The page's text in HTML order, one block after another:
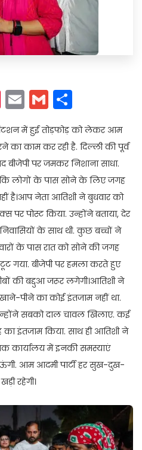
Pinterest
EmailGmail
में हुई तोड़फोड़ को लेकर आम
का काम कर रही है. दिल्ली की पूर्व
बीजेपी पर जमकर निशाना साधा.
कि लोगों के पास सोने के लिए जगह
है।आप नेता आतिशी ने बुधवार को
पर पोस्ट किया. उन्होंने बताया, देर
के साथ थी. कुछ बच्चों ने
के पास रात को सोने की जगह
गया. बीजेपी पर हमला करते हुए
की बद्दुआ जरूर लगेगी।आतिशी ने
पीने का कोई इंतजाम नहीं था.
सबको दाल चावल खिलाए. कई
इंतजाम किया. साथ ही आतिशी ने
कार्यालय में इनकी समस्याएं
आम आदमी पार्टी हर सुख-दुख-
रहेगी।